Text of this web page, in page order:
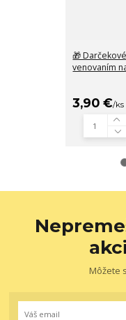
🎁
venovaním
3,90 €/ks
Môžete